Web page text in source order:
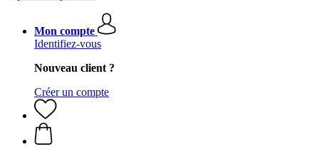
Mon compte
Identifiez-vous
Nouveau client ?
Créer un compte